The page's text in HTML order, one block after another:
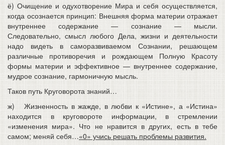
ё) Очищение и одухотворение Мира и себя осуществляется,
когда осознается принцип: Внешняя форма материи отражает
внутреннее содержание — сознание — мысли.
Следовательно, смысл любого Дела, жизни и деятельности
надо видеть в саморазвиваемом Сознании, решающем
различные противоречия и рождающем Полную Красоту
формы материи и эффективное — внутреннее содержание,
мудрое сознание, гармоничную мысль.
Таков путь Круговорота знаний…
ж) Жизненность в жажде, в любви к «Истине», а «Истина»
находится в круговороте информации, в стремлении
«изменения мира». Что не нравится в других, есть в тебе
самом; меняй себя…«0» учись решать проблемы развития.